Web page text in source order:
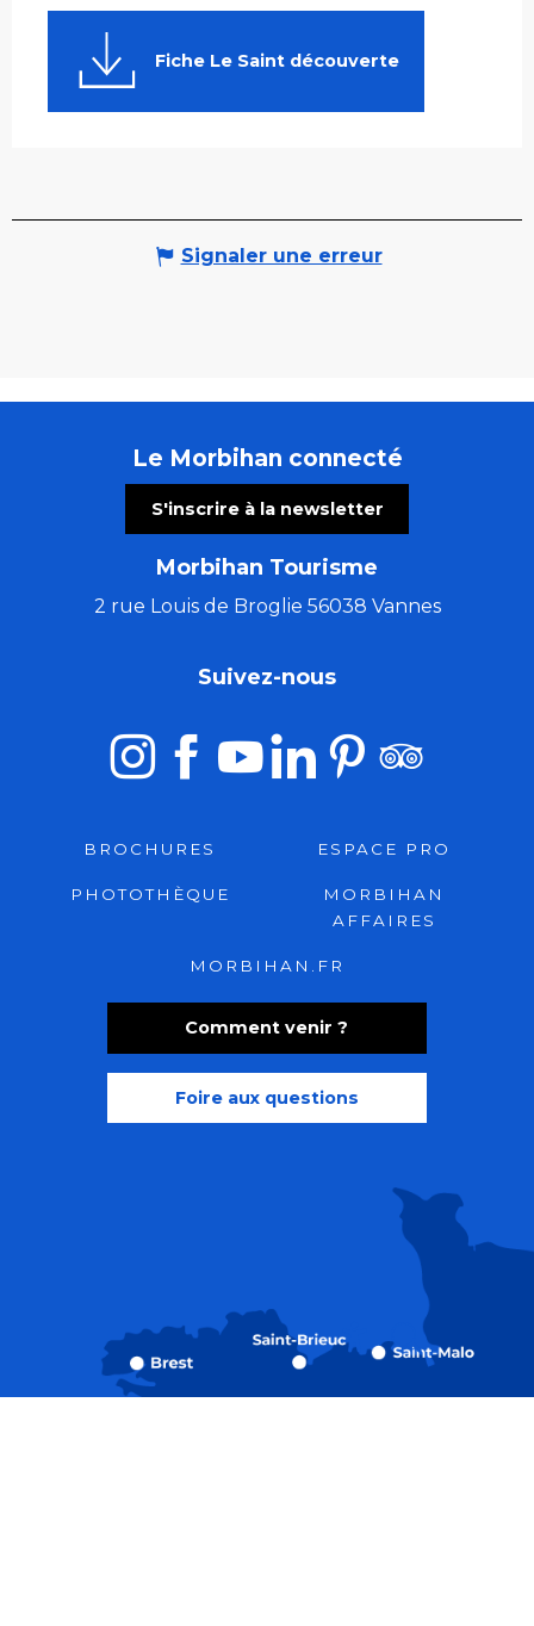
Recherche
Fiche Le Saint découverte
Signaler une erreur
Le Morbihan connecté
S'inscrire à la newsletter
Morbihan Tourisme
2 rue Louis de Broglie 56038 Vannes
Comment venir ?
Foire aux questions
Suivez-nous
BROCHURES ESPACE PRO
PHOTOTHÈQUE
MORBIHAN
AFFAIRES
MORBIHAN.FR